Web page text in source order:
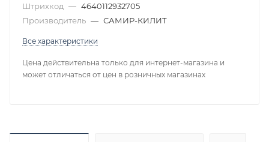
Штрихкод — 4640112932705
Производитель — САМИР-КИЛИТ
Все характеристики
Цена действительна только для интернет-магазина и
может отличаться от цен в розничных магазинах